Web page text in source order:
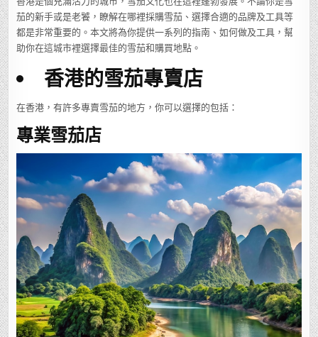
茄的新手或是老饕，瞭解在哪裡採購雪茄、選擇合適的品牌及工具等
都是非常重要的。本文將為你提供一系列的指南、如何做及工具，幫
助你在這城市裡選擇最佳的雪茄和購買地點。
香港的雪茄專賣店
在香港，有許多專賣雪茄的地方，你可以選擇的包括：
專業雪茄店